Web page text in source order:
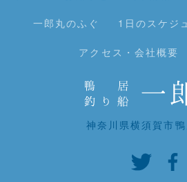
一郎丸のふぐ 1日のスケジ
アクセス・会社概要
神奈川県横須賀市